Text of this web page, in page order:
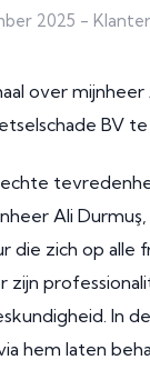
2025 -
over mijnheer
BV
Ali
die zich op
zijn
In
hem laten